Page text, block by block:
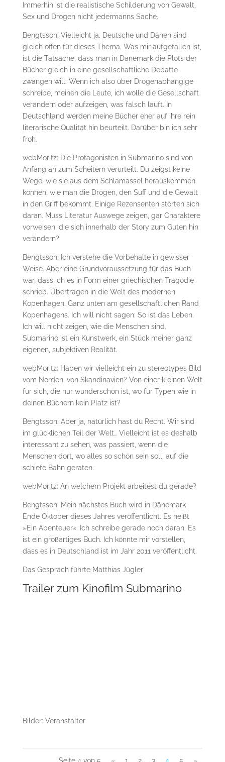
Immerhin ist die realistische Schilderung von Gewalt,
Sex und Drogen nicht jedermanns Sache.
Bengtsson: Vielleicht ja. Deutsche und Dänen sind
gleich offen für dieses Thema. Was mir aufgefallen ist,
ist die Tatsache, dass man in Dänemark die Plots der
Bücher gleich in eine gesellschaftliche Debatte
zwängen will. Wenn ich also über Drogenabhängige
schreibe, meinen die Leute, ich wolle die Gesellschaft
verändern oder aufzeigen, was falsch läuft. In
Deutschland werden meine Bücher eher auf ihre rein
literarische Qualität hin beurteilt. Darüber bin ich sehr
froh.
webMoritz: Die Protagonisten in Submarino sind von
Anfang an zum Scheitern verurteilt. Du zeigst keine
Wege, wie sie aus dem Schlamassel herauskommen
können, wie man die Drogen, den Suff und die Gewalt
in den Griff bekommt. Einige Rezensenten störten sich
daran. Muss Literatur Auswege zeigen, gar Charaktere
vorweisen, die sich innerhalb der Story zum Guten hin
verändern?
Bengtsson: Ich verstehe die Vorbehalte in gewisser
Weise. Aber eine Grundvoraussetzung für das Buch
war, dass ich es in Form einer griechischen Tragödie
schrieb. Übertragen in die Welt des modernen
Kopenhagen. Ganz unten am gesellschaftlichen Rand
Kopenhagens. Ich will nicht sagen: So ist das Leben.
Ich will nicht zeigen, wie die Menschen sind.
Submarino ist ein Kunstwerk, ein Stück meiner ganz
eigenen, subjektiven Realität.
webMoritz: Haben wir vielleicht ein zu stereotypes Bild
vom Norden, von Skandinavien? Von einer kleinen Welt
für sich, die nur wunderschön ist, wo für Typen wie in
deinen Büchern kein Platz ist?
Bengtsson: Aber ja, natürlich hast du Recht. Wir sind
im glücklichen Teil der Welt… Vielleicht ist es deshalb
interessant zu sehen, was passiert, wenn die
Menschen dort, wo alles so schön sein soll, auf die
schiefe Bahn geraten.
webMoritz: An welchem Projekt arbeitest du gerade?
Bengtsson: Mein nächstes Buch wird in Dänemark
Ende Oktober dieses Jahres veröffentlicht. Es heißt
»Ein Abenteuer«. Ich schreibe gerade noch daran. Es
ist ein großartiges Buch. Ich könnte mir vorstellen,
dass es in Deutschland ist im Jahr 2011 veröffentlicht.
Das Gespräch führte Matthias Jügler
Trailer zum Kinofilm Submarino
Bilder: Veranstalter
Seite 4 von 5 « 1 2 3 4 5 »